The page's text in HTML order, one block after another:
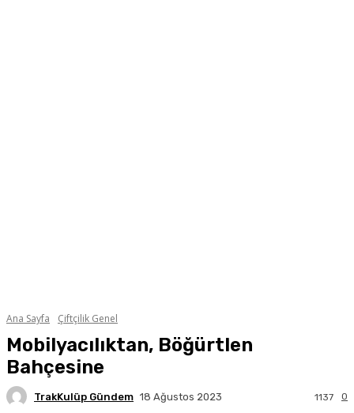
Ana Sayfa Çiftçilik Genel
Mobilyacılıktan, Böğürtlen
Bahçesine
TrakKulüp Gündem 18 Ağustos 2023 0
1137